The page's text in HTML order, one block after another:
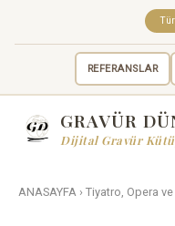
REFERANSLAR
GRAVÜR
Dijital Gravür
ANASAYFA › Tiyatro, Opera